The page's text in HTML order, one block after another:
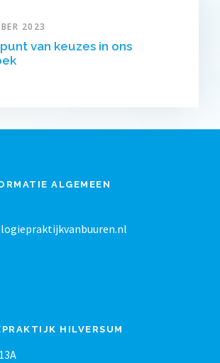
2023
van keuzes in ons
ALGEMEEN
HILVERSUM